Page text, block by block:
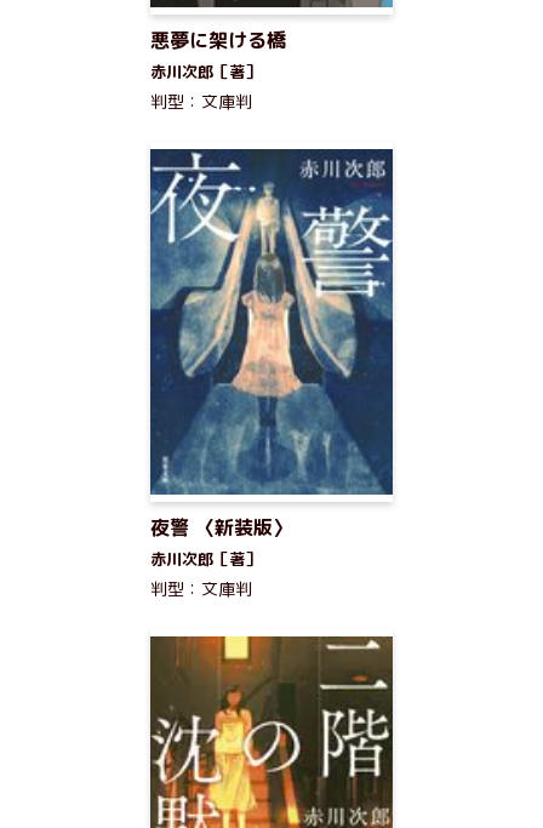
悪夢に架ける橋
赤川次郎［著］
判型：文庫判
夜警 〈新装版〉
赤川次郎［著］
判型：文庫判